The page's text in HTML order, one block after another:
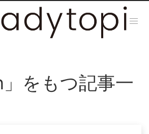
」をもつ記事一